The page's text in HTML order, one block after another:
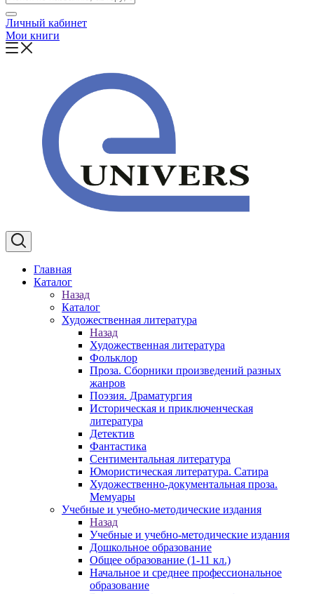
Личный кабинет
Мои книги
Главная
Каталог
Назад
Каталог
Художественная литература
Назад
Художественная литература
Фольклор
Проза. Сборники произведений разных
жанров
Поэзия. Драматургия
Историческая и приключенческая
литература
Детектив
Фантастика
Сентиментальная литература
Юмористическая литература. Сатира
Художественно-документальная проза.
Мемуары
Учебные и учебно-методические издания
Назад
Учебные и учебно-методические издания
Дошкольное образование
Общее образование (1-11 кл.)
Начальное и среднее профессиональное
образование